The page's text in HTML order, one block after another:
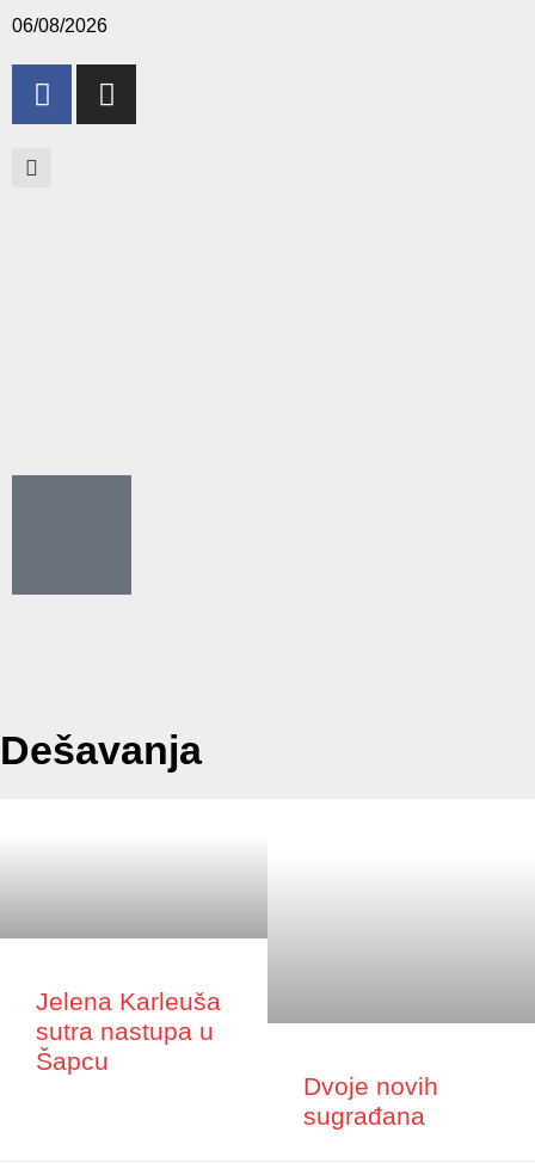
06/08/2026
Dešavanja
Jelena Karleuša
sutra nastupa u
Šapcu
Dvoje novih
sugrađana